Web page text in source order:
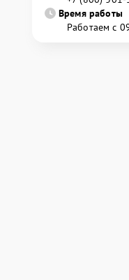
Время работы
Работаем с